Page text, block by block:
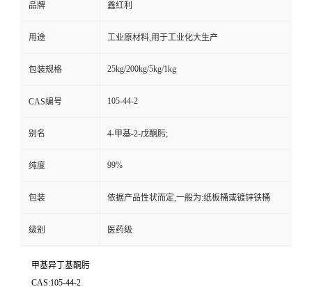
品牌 鑫红利
用途 工业原材料,用于工业化大生产
包装规格 25kg/200kg/5kg/1kg
CAS编号 105-44-2
别名 4-甲基-2-戊酮肟;
纯度 99%
包装 依据产品性状而定,一般为:纸板桶或镀锌铁桶
级别 医药级
甲基异丁基酮肟
CAS:105-44-2